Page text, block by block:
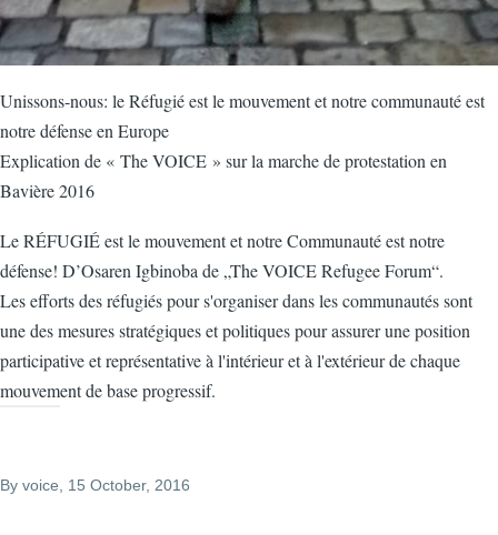
Unissons-nous: le Réfugié est le mouvement et notre communauté est
notre défense en Europe
Explication de « The VOICE » sur la marche de protestation en
Bavière 2016
Le RÉFUGIÉ est le mouvement et notre Communauté est notre
défense! D’Osaren Igbinoba de „The VOICE Refugee Forum“.
Les efforts des réfugiés pour s'organiser dans les communautés sont
une des mesures stratégiques et politiques pour assurer une position
participative et représentative à l'intérieur et à l'extérieur de chaque
mouvement de base progressif.
By voice , 15 October, 2016